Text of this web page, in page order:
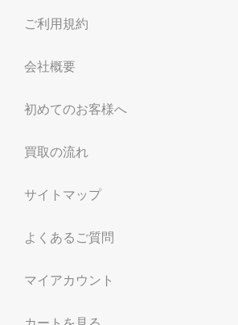
ご利用規約
会社概要
初めてのお客様へ
買取の流れ
サイトマップ
よくあるご質問
マイアカウント